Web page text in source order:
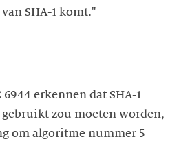
SHA-1 komt."
6944 erkennen dat SHA-1
zou moeten worden,
om algoritme nummer 5